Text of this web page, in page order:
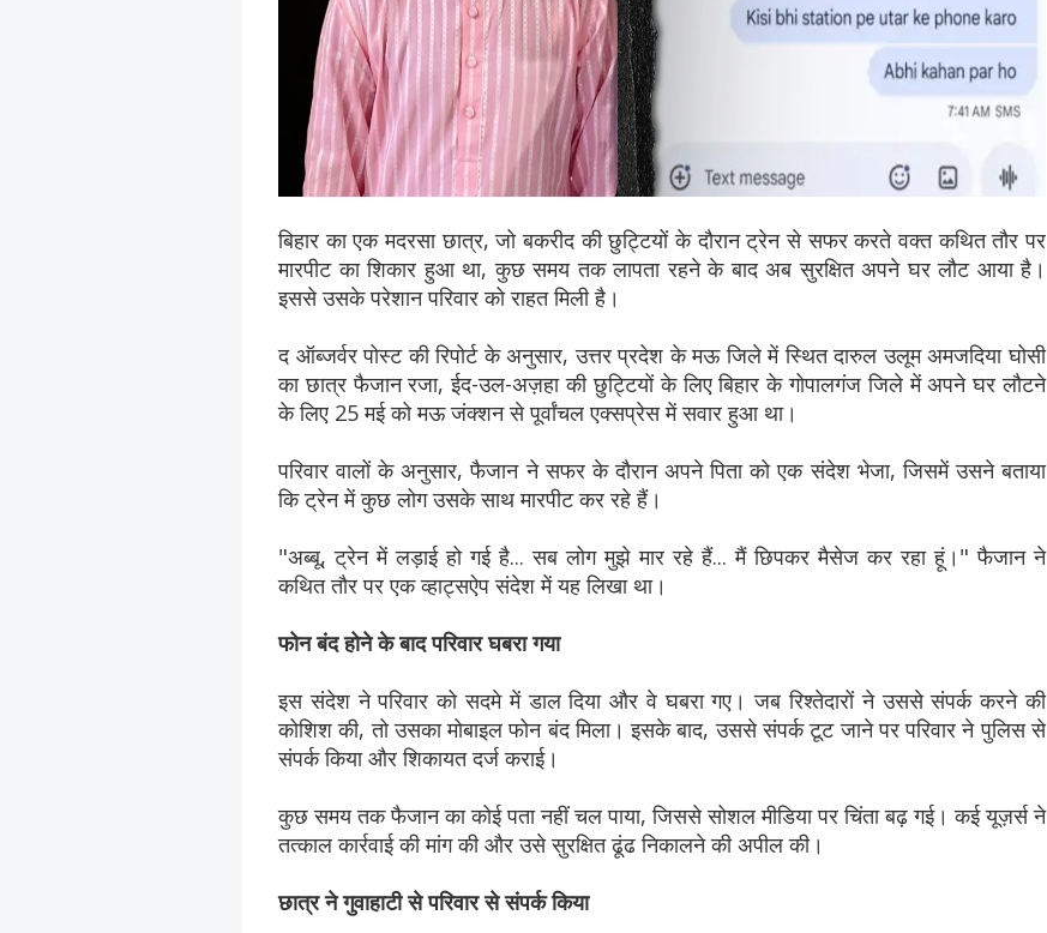
बिहार का एक मदरसा छात्र, जो बकरीद की छुट्टियों के दौरान ट्रेन से सफर करते वक्त कथित तौर पर
मारपीट का शिकार हुआ था, कुछ समय तक लापता रहने के बाद अब सुरक्षित अपने घर लौट आया है।
इससे उसके परेशान परिवार को राहत मिली है।
द ऑब्जर्वर पोस्ट की रिपोर्ट के अनुसार, उत्तर प्रदेश के मऊ जिले में स्थित दारुल उलूम अमजदिया घोसी
का छात्र फैजान रजा, ईद-उल-अज़हा की छुट्टियों के लिए बिहार के गोपालगंज जिले में अपने घर लौटने
के लिए 25 मई को मऊ जंक्शन से पूर्वांचल एक्सप्रेस में सवार हुआ था।
परिवार वालों के अनुसार, फैजान ने सफर के दौरान अपने पिता को एक संदेश भेजा, जिसमें उसने बताया
कि ट्रेन में कुछ लोग उसके साथ मारपीट कर रहे हैं।
"अब्बू, ट्रेन में लड़ाई हो गई है... सब लोग मुझे मार रहे हैं... मैं छिपकर मैसेज कर रहा हूं।" फैजान ने
कथित तौर पर एक व्हाट्सऐप संदेश में यह लिखा था।
फोन बंद होने के बाद परिवार घबरा गया
इस संदेश ने परिवार को सदमे में डाल दिया और वे घबरा गए। जब रिश्तेदारों ने उससे संपर्क करने की
कोशिश की, तो उसका मोबाइल फोन बंद मिला। इसके बाद, उससे संपर्क टूट जाने पर परिवार ने पुलिस से
संपर्क किया और शिकायत दर्ज कराई।
कुछ समय तक फैजान का कोई पता नहीं चल पाया, जिससे सोशल मीडिया पर चिंता बढ़ गई। कई यूज़र्स ने
तत्काल कार्रवाई की मांग की और उसे सुरक्षित ढूंढ निकालने की अपील की।
छात्र ने गुवाहाटी से परिवार से संपर्क किया